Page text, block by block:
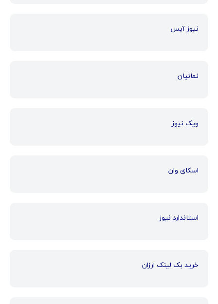
نیوز آیس
نمانیان
ویک نیوز
اسکای وان
استاندارد نیوز
خرید بک لینک ارزان